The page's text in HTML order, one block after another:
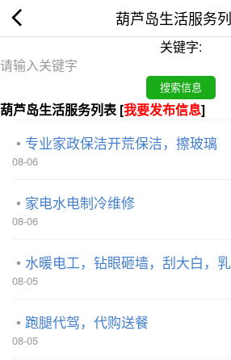
葫芦岛生活服务
关键字:
葫芦岛生活服务列表 [我要发布信息]
专业家政保洁开荒保洁，擦玻璃
08-06
家电水电制冷维修
08-06
水暖电工，钻眼砸墙，刮大白，
08-05
跑腿代驾，代购送餐
08-05